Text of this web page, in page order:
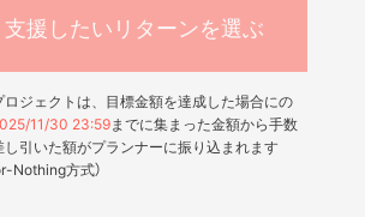
支援したいリターンを選ぶ
ロジェクトは、目標金額を達成した場合にの
11/30 23:59までに集まった金額から手数
し引いた額がプランナーに振り込まれます
Nothing方式）